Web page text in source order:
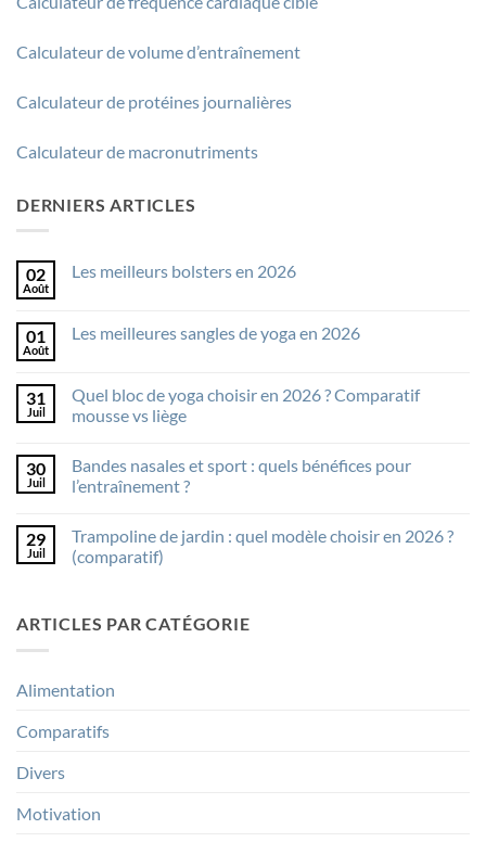
Calculateur de volume d’entraînement
Calculateur de protéines journalières
Calculateur de macronutriments
DERNIERS ARTICLES
02
Août
Les meilleurs bolsters en 2026
Les
2026
01
Août
Les meilleures sangles de yoga en 2026
Les
meilleures
sangles
en
2026
31
Juil
Quel bloc de yoga choisir en 2026 ? Comparatif
mousse vs liège
sur
Quel
bloc
choisir
en
2026
vs
liège
30
Juil
Bandes nasales et sport : quels bénéfices pour
l’entraînement ?
sur
Bandes
nasales
quels
bénéfices
29
Juil
Trampoline de jardin : quel modèle choisir en 2026 ?
(comparatif)
Trampoline
de
modèle
2026
ARTICLES PAR CATÉGORIE
Alimentation
Comparatifs
Divers
Motivation